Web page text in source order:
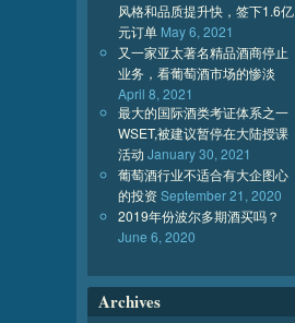
风格和品质提升快，签下1.6亿
元订单 May 6, 2021
又一家亚太著名精品酒商停止
业务，看葡萄酒市场的惨淡
April 8, 2021
最大的国际酒类考证体系之一
WSET,被建议暂停在大陆授课
活动 January 30, 2021
葡萄酒行业不适合有大企图心
的投资September 21, 2020
2019年份波尔多期酒买吗？
June 6, 2020
Archives